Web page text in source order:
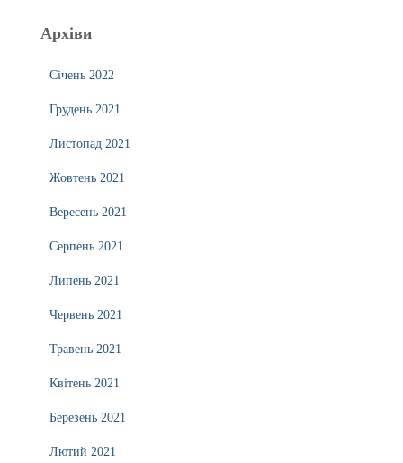
Архіви
Січень 2022
Грудень 2021
Листопад 2021
Жовтень 2021
Вересень 2021
Серпень 2021
Липень 2021
Червень 2021
Травень 2021
Квітень 2021
Березень 2021
Лютий 2021